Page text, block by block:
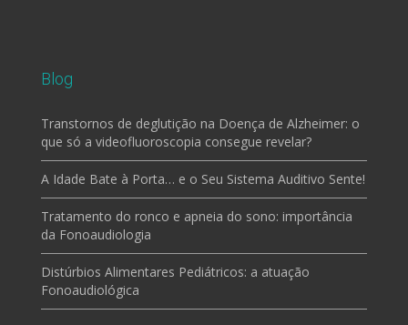
Blog
Transtornos de deglutição na Doença de Alzheimer: o
que só a videofluoroscopia consegue revelar?
A Idade Bate à Porta… e o Seu Sistema Auditivo Sente!
Tratamento do ronco e apneia do sono: importância
da Fonoaudiologia
Distúrbios Alimentares Pediátricos: a atuação
Fonoaudiológica